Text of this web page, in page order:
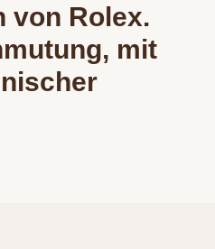
von Rolex.
mit